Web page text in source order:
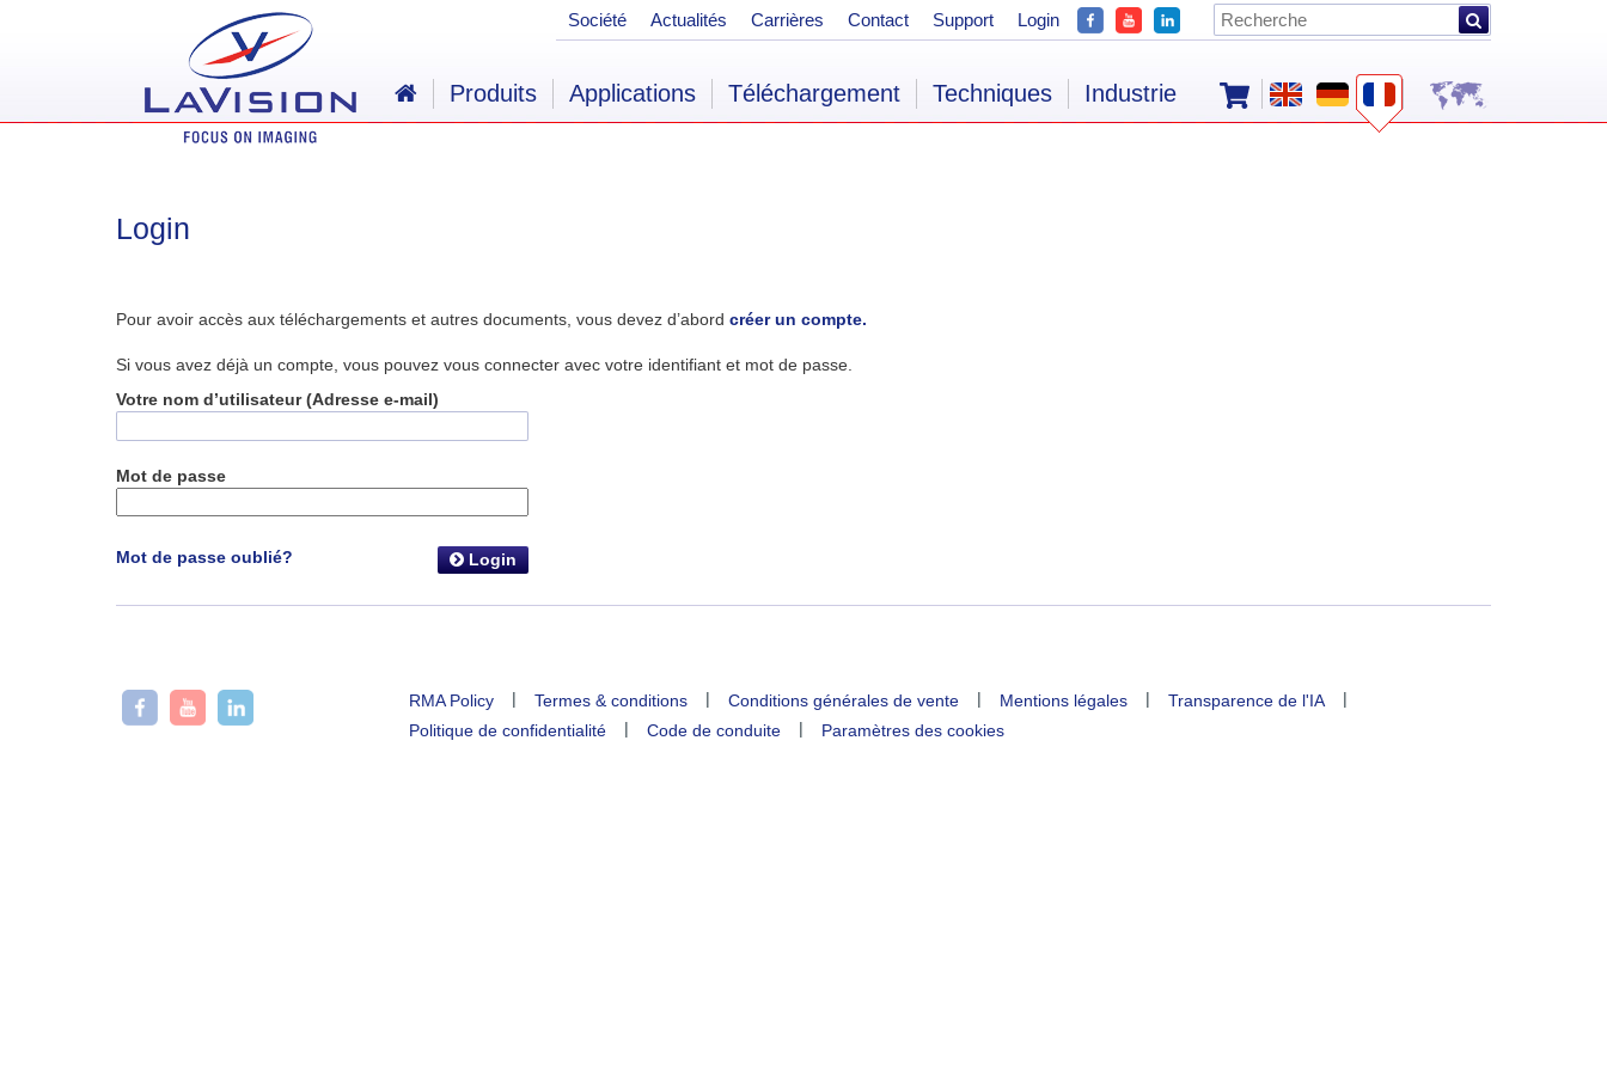
Login
Pour avoir accès aux téléchargements et autres documents, vous devez d’abord créer un compte.
Si vous avez déjà un compte, vous pouvez vous connecter avec votre identifiant et mot de passe.
Votre nom d’utilisateur (Adresse e-mail)
Mot de passe
Mot de passe oublié? Login
RMA Policy | Termes & conditions | Conditions générales de vente | Mentions légales | Transparence de l'IA
|
Politique de confidentialité
| Code de conduite | Paramètres des cookies
Société Actualités Carrières Contact Support Login
Produits Applications Téléchargement Techniques Industrie